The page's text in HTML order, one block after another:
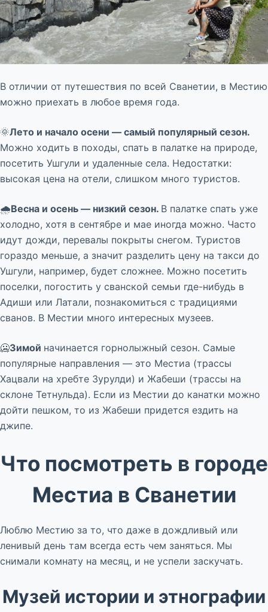
В отличии от путешествия по всей Сванетии, в Местию
можно приехать в любое время года.
🌞Лето и начало осени — самый популярный сезон.
Можно ходить в походы, спать в палатке на природе,
посетить Ушгули и удаленные села. Недостатки:
высокая цена на отели, слишком много туристов.
🌧️Весна и осень — низкий сезон. В палатке спать уже
холодно, хотя в сентябре и мае иногда можно. Часто
идут дожди, перевалы покрыты снегом. Туристов
гораздо меньше, а значит разделить цену на такси до
Ушгули, например, будет сложнее. Можно посетить
поселки, погостить у сванской семьи где-нибудь в
Адиши или Латали, познакомиться с традициями
сванов. В Местии много интересных музеев.
🥶Зимой начинается горнолыжный сезон. Самые
популярные направления — это Местиа (трассы
Хацвали на хребте Зурулди) и Жабеши (трассы на
склоне Тетнульда). Если из Местии до канатки можно
дойти пешком, то из Жабеши придется ездить на
джипе.
Что посмотреть в городе
Местиа в Сванетии
Люблю Местию за то, что даже в дождливый или
ленивый день там всегда есть чем заняться. Мы
снимали комнату на месяц, и не успели заскучать.
Музей истории и этнографии